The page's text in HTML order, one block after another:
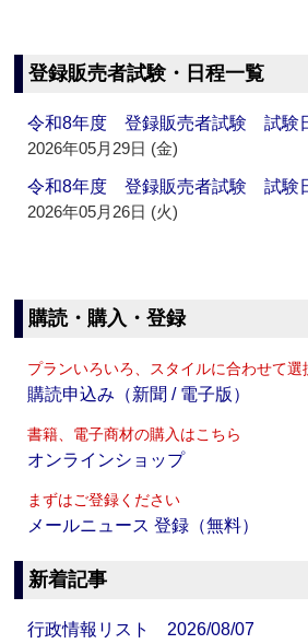
登録販売者試験・日程一覧
令和8年度 登録販売者試験 試験
2026年05月29日 (金)
令和8年度 登録販売者試験 試験
2026年05月26日 (火)
購読・購入・登録
プランいろいろ、スタイルに合わせて選
購読申込み（新聞 / 電子版）
書籍、電子商材の購入はこちら
オンラインショップ
まずはご登録ください
メールニュース 登録（無料）
新着記事
行政情報リスト 2026/08/07